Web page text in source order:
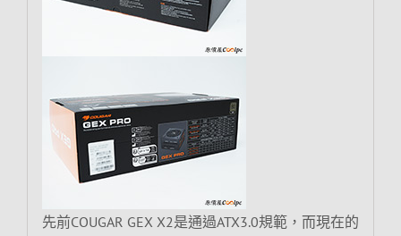
先前COUGAR GEX X2是通過ATX3.0規範，而現在的